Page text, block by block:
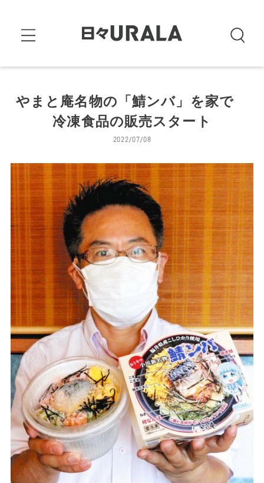
やまと庵名物の「鯖ンバ」を家で
冷凍食品の販売スタート
2022/07/08